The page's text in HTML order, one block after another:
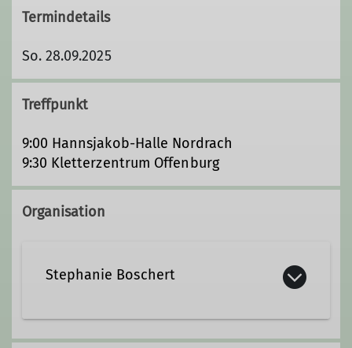
Termindetails
So. 28.09.2025
Treffpunkt
9:00 Hannsjakob-Halle Nordrach
9:30 Kletterzentrum Offenburg
Organisation
Stephanie Boschert
Kontakt aufnehmen